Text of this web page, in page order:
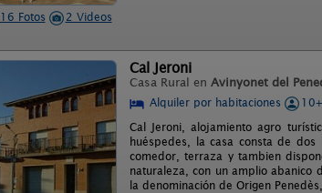
16 Fotos 2 Videos
Cal Jeroni
Casa Rural en Avinyonet del
Alquiler por habitaciones
Cal Jeroni, alojamiento agro
huéspedes, la casa consta de
comedor, terraza y tambien
naturaleza, con un amplio abanico
la denominación de Origen